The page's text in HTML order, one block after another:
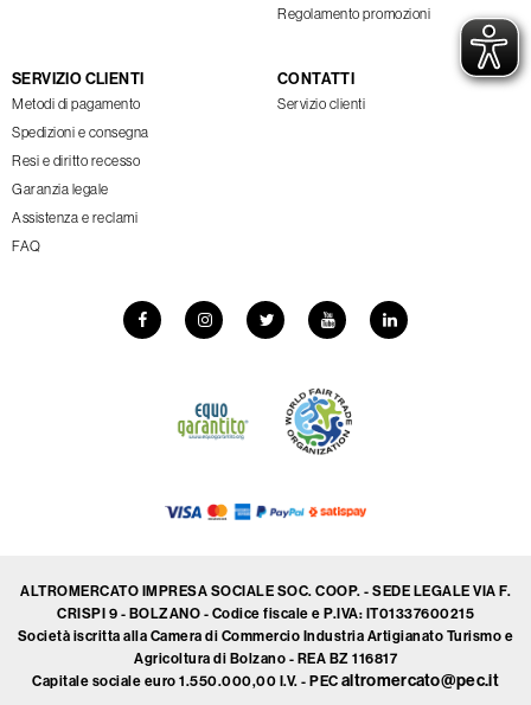
Regolamento promozioni
SERVIZIO CLIENTI
Metodi di pagamento
Spedizioni e consegna
Resi e diritto recesso
Garanzia legale
Assistenza e reclami
FAQ
CONTATTI
Servizio clienti
ALTROMERCATO IMPRESA SOCIALE SOC. COOP. - SEDE LEGALE VIA F.
CRISPI 9 - BOLZANO - Codice fiscale e P.IVA: IT01337600215
Società iscritta alla Camera di Commercio Industria Artigianato Turismo e
Agricoltura di Bolzano - REA BZ 116817
Capitale sociale euro 1.550.000,00 I.V. - PECaltromercato@pec.it